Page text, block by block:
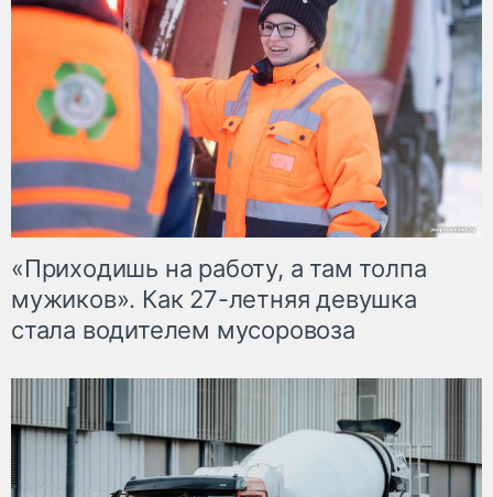
«Приходишь на работу, а там толпа
мужиков». Как 27-летняя девушка
стала водителем мусоровоза